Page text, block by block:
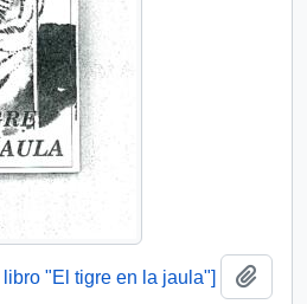
"El tigre en la jaula"]